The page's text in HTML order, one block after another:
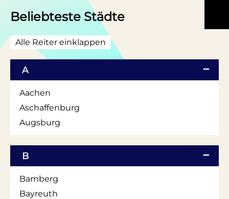
Beliebteste Städte
Alle Reiter einklappen
A
Aachen
Aschaffenburg
Augsburg
B
Bamberg
Bayreuth